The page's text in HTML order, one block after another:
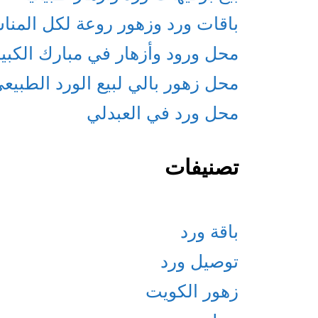
باقات ورد وزهور روعة لكل
محل ورود وأزهار في مبارك
محل زهور بالي لبيع الورد
محل ورد في العبدلي
تصنيفات
باقة ورد
توصيل ورد
زهور الكويت